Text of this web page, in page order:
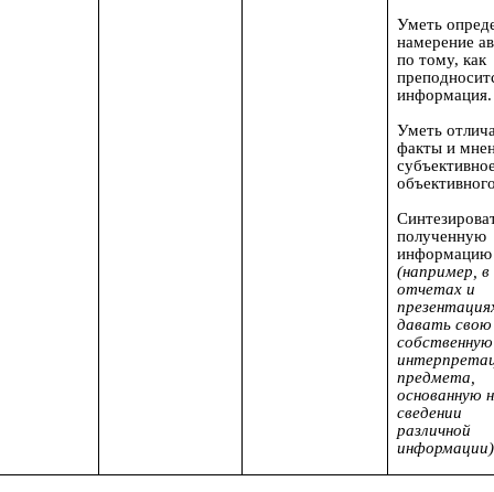
Уметь
намерение
по тому, как
информация.
Уметь
факты и
полученную
информацию
(например, в
отчетах и
давать свою
собственную
предмета,
основанную
сведении
различной